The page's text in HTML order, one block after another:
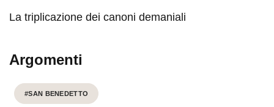
La triplicazione dei canoni demaniali
Argomenti
#SAN BENEDETTO